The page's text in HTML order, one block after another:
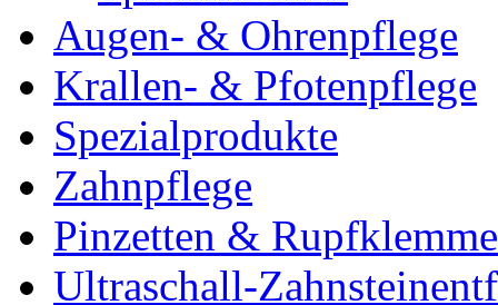
Augen- & Ohrenpflege
Krallen- & Pfotenpflege
Spezialprodukte
Zahnpflege
Pinzetten &
Ultraschall-